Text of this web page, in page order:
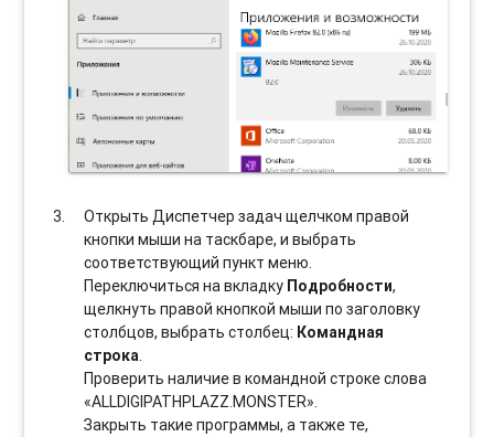
Открыть Диспетчер задач щелчком правой
кнопки мыши на таскбаре, и выбрать
соотвeтствующий пункт меню.
Переключиться на вкладку Подробности,
щелкнуть правой кнопкой мыши по заголовку
столбцов, выбрать столбец: Командная
строка.
Проверить наличие в командной строке слова
«ALLDIGIPATHPLAZZ.MONSTER».
Закрыть такие программы, а также те,